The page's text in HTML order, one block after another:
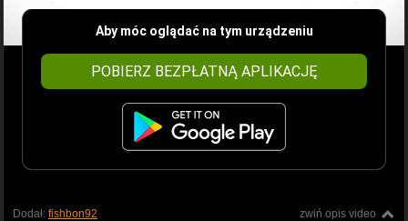
Aby móc oglądać na tym urządzeniu
POBIERZ BEZPŁATNĄ APLIKACJĘ
zwiń opis video
Dodał: fishbon92